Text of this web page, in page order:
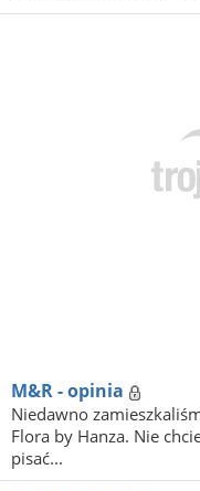
M&R - opinia
Niedawno
Flora by Hanza. Nie
pisać...